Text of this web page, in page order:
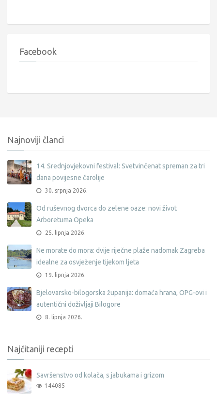
Facebook
Najnoviji članci
14. Srednjovjekovni festival: Svetvinčenat spreman za tri
dana povijesne čarolije
30. srpnja 2026.
Od ruševnog dvorca do zelene oaze: novi život
Arboretuma Opeka
25. lipnja 2026.
Ne morate do mora: dvije riječne plaže nadomak Zagreba
idealne za osvježenje tijekom ljeta
19. lipnja 2026.
Bjelovarsko-bilogorska županija: domaća hrana, OPG-ovi i
autentični doživljaji Bilogore
8. lipnja 2026.
Najčitaniji recepti
Savršenstvo od kolača, s jabukama i grizom
144085